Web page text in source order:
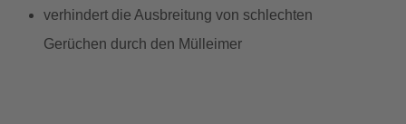
verhindert die Ausbreitung von schlechten
Gerüchen durch den Mülleimer